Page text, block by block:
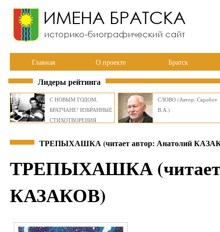
Главная О проекте Братск
Лидеры рейтинга
С НОВЫМ ГОДОМ,
БРАТЧАНЕ! ИЗБРАННЫЕ
СТИХОТВОРЕНИЯ
СЛОВО (Автор: Скробот
В.А.)
ТРЕПЫХАШКА (читает автор: Анатолий
ТРЕПЫХАШКА (читает
КАЗАКОВ)